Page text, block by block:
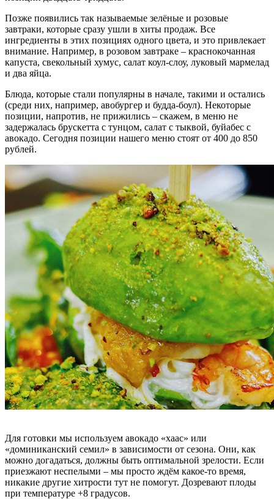
Позже появились так называемые зелёные и розовые
завтраки, которые сразу ушли в хиты продаж. Все
ингредиенты в этих позициях одного цвета, и это привлекает
внимание. Например, в розовом завтраке – краснокочанная
капуста, свекольный хумус, салат коул-слоу, луковый мармелад
и два яйца.
Блюда, которые стали популярны в начале, такими и остались
(среди них, например, авобургер и будда-боул). Некоторые
позиции, напротив, не прижились – скажем, в меню не
задержалась брускетта с тунцом, салат с тыквой, буйабес с
авокадо. Сегодня позиции нашего меню стоят от 400 до 850
рублей.
Для готовки мы используем авокадо «хаас» или
«доминиканский семил» в зависимости от сезона. Они, как
можно догадаться, должны быть оптимальной зрелости. Если
приезжают неспелыми – мы просто ждём какое-то время,
никакие другие хитрости тут не помогут. Дозревают плоды
при температуре +8 градусов.